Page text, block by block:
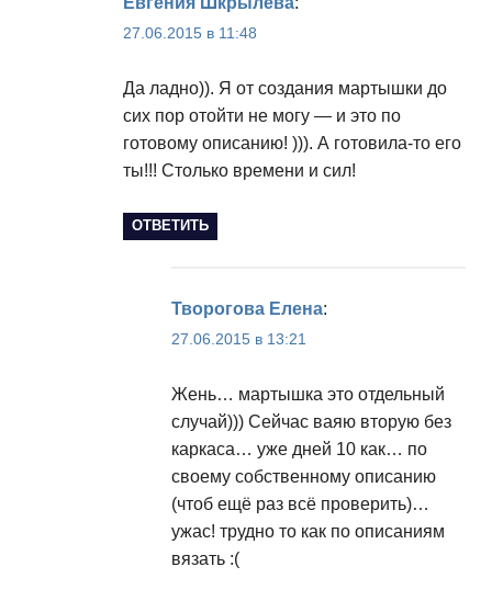
27.06.2015 в 11:48
Да ладно)). Я от создания мартышки до
сих пор отойти не могу — и это по
готовому описанию! ))). А готовила-то его
ты!!! Столько времени и сил!
ОТВЕТИТЬ
Творогова Елена:
27.06.2015 в 13:21
Жень… мартышка это отдельный
случай))) Сейчас ваяю вторую без
каркаса… уже дней 10 как… по
своему собственному описанию
(чтоб ещё раз всё проверить)…
ужас! трудно то как по описаниям
вязать :(